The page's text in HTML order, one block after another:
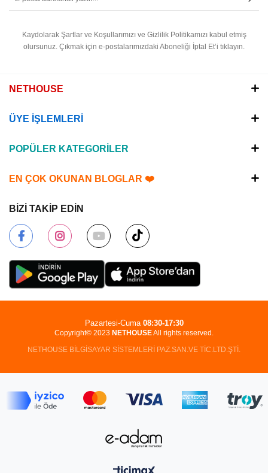
Kaydolarak Şartlar ve Koşullarımızı ve Gizlilik Politikamızı kabul etmiş
olursunuz. Çıkmak için e-postalarımızdaki Aboneliği İptal Et’i tıklayın.
NETHOUSE
ÜYE İŞLEMLERİ
POPÜLER KATEGORİLER
EN ÇOK OKUNAN BLOGLAR ❤️
BİZİ TAKİP EDİN
Copyright© 2023 NETHOUSEAll rights reserved.
NETHOUSE BİLGİSAYAR SİSTEMLERİ PAZ.SAN.VE TİC.LTD.ŞTİ.
Pazartesi-Cuma 08:30-17:30